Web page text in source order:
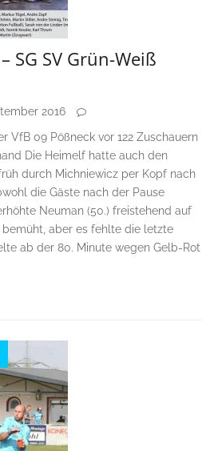
SG SV Grün-Weiß
2016
VfB 09 Pößneck vor 122 Zuschauern
Die Heimelf hatte auch den
durch Michniewicz per Kopf nach
die Gäste nach der Pause
Neuman (50.) freistehend auf
bemüht, aber es fehlte die letzte
ab der 80. Minute wegen Gelb-Rot